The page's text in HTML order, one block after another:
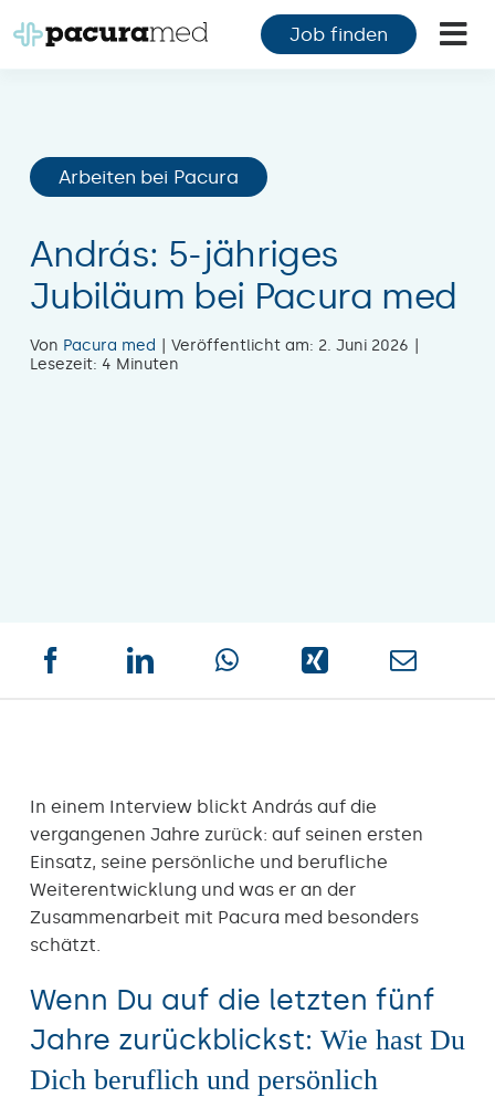
Inhalt
Job finden
Arbeiten bei Pacura
András: 5-jähriges
Jubiläum bei Pacura med
Von Pacura med Veröffentlicht am: 2. Juni 2026
Lesezeit: 4 Minuten
In einem Interview blickt András auf die
vergangenen Jahre zurück: auf seinen ersten
Einsatz, seine persönliche und berufliche
Weiterentwicklung und was er an der
Zusammenarbeit mit Pacura med besonders
schätzt.
Wenn Du auf die letzten fünf
Jahre zurückblickst: Wie hast Du
Dich beruflich und persönlich